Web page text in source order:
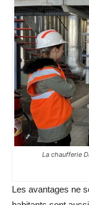
La chaufferie
Les avantages ne